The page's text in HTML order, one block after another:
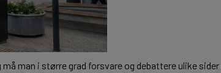
man i større grad forsvare og debattere ulike